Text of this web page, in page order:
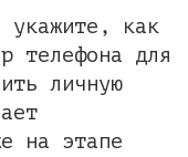
укажите, как
телефона для
личную
на этапе